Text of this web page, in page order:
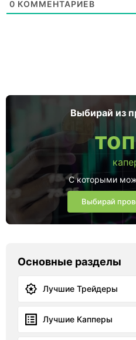
0 КОММЕНТАРИЕВ
Выбирай из
С которыми
Выбирай
Основные разделы
Лучшие Трейдеры
Лучшие Капперы